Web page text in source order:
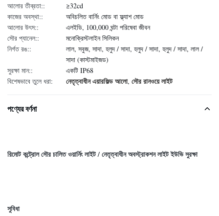
আলোর তীব্রতা::
≥32cd
কাজের অবস্থা::
অবিচলিত বার্নিং মোড বা ফ্ল্যাশ মোড
আলোর উৎস::
এলইডি, 100,000 ঘন্টা পরিষেবা জীবন
সৌর প্যানেল::
মনোক্রিস্টলাইন সিলিকন
নির্গত রঙ::
লাল, সবুজ, সাদা, হলুদ / সাদা, হলুদ / সাদা, হলুদ / সাদা, লাল /
সাদা (কাস্টমাইজড)
সুরক্ষা মান::
একটি IP68
বিশেষভাবে তুলে ধরা:
নেতৃত্বাধীন এয়ারফিল্ড আলো, সৌর রানওয়ে লাইট
পণ্যের বর্ণনা
রিমোট কন্ট্রোল সৌর চালিত ওয়ার্নিং লাইট / নেতৃত্বাধীন অবস্ট্রাকশন লাইট ইউভি সুরক্ষা
সুবিধা